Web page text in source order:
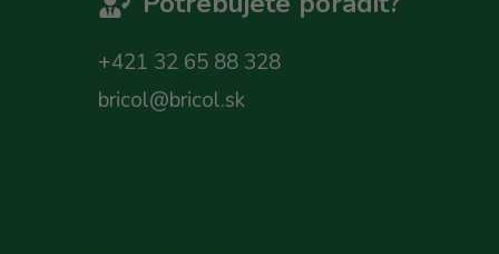
+421 32 65 88 328
bricol@bricol.sk